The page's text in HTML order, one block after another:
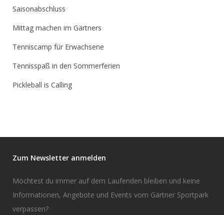
Saisonabschluss
Mittag machen im Gärtners
Tenniscamp für Erwachsene
Tennisspaß in den Sommerferien
Pickleball is Calling
Zum Newsletter anmelden
Möchtest du immer auf dem Laufenden bleiben und keine
Informationen, Angebote und Events vom Gärtner Sportpark
verpassen?